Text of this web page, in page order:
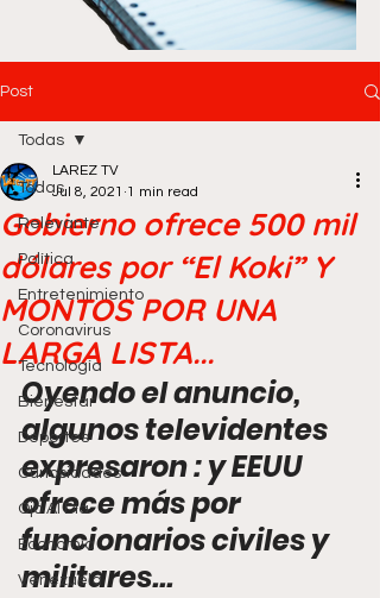
Post
Todas
Relevante
Política
Entretenimiento
Coronavirus
Tecnología
Bienestar
Deportes
Curiosidades
Ojo Al Día
Economía
Venezuela
Todas
Gobierno ofrece 500 mil
dólares por “El Koki” Y
MONTOS POR UNA
LARGA LISTA...
LAREZ TV
Jul 8, 2021 1 min read
Oyendo el anuncio,
algunos televidentes
expresaron : y EEUU
ofrece más por
funcionarios civiles y
militares...